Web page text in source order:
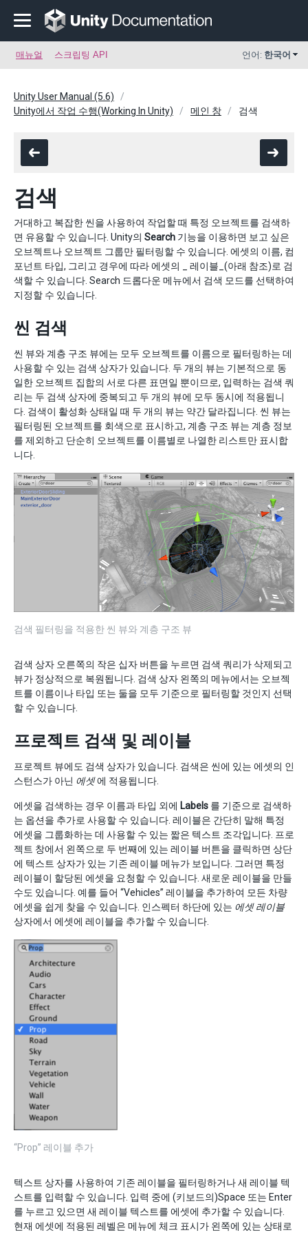
매뉴얼 스크립팅 API 언어: 한국어
Unity User Manual (5.6)
Unity에서 작업 수행(Working In Unity)
메인 창 검색
검색
거대하고 복잡한 씬을 사용하여 작업할 때 특정 오브젝트를 검색하
면 유용할 수 있습니다. Unity의 Search 기능을 이용하면 보고 싶은
오브젝트나 오브젝트 그룹만 필터링할 수 있습니다. 에셋의 이름, 컴
포넌트 타입, 그리고 경우에 따라 에셋의 _ 레이블_(아래 참조)로 검
색할 수 있습니다. Search 드롭다운 메뉴에서 검색 모드를 선택하여
지정할 수 있습니다.
씬 검색
씬 뷰와 계층 구조 뷰에는 모두 오브젝트를 이름으로 필터링하는 데
사용할 수 있는 검색 상자가 있습니다. 두 개의 뷰는 기본적으로 동
일한 오브젝트 집합의 서로 다른 표면일 뿐이므로, 입력하는 검색 쿼
리는 두 검색 상자에 중복되고 두 개의 뷰에 모두 동시에 적용됩니
다. 검색이 활성화 상태일 때 두 개의 뷰는 약간 달라집니다. 씬 뷰는
필터링된 오브젝트를 회색으로 표시하고, 계층 구조 뷰는 계층 정보
를 제외하고 단순히 오브젝트를 이름별로 나열한 리스트만 표시합
니다.
검색 필터링을 적용한 씬 뷰와 계층 구조 뷰
검색 상자 오른쪽의 작은 십자 버튼을 누르면 검색 쿼리가 삭제되고
뷰가 정상적으로 복원됩니다. 검색 상자 왼쪽의 메뉴에서는 오브젝
트를 이름이나 타입 또는 둘을 모두 기준으로 필터링할 것인지 선택
할 수 있습니다.
프로젝트 검색 및 레이블
프로젝트 뷰에도 검색 상자가 있습니다. 검색은 씬에 있는 에셋의 인
스턴스가 아닌 에셋에 적용됩니다.
에셋을 검색하는 경우 이름과 타입 외에 Labels 를 기준으로 검색하
는 옵션을 추가로 사용할 수 있습니다. 레이블은 간단히 말해 특정
에셋을 그룹화하는 데 사용할 수 있는 짧은 텍스트 조각입니다. 프로
젝트 창에서 왼쪽으로 두 번째에 있는 레이블 버튼을 클릭하면 상단
에 텍스트 상자가 있는 기존 레이블 메뉴가 보입니다. 그러면 특정
레이블이 할당된 에셋을 요청할 수 있습니다. 새로운 레이블을 만들
수도 있습니다. 예를 들어 “Vehicles” 레이블을 추가하여 모든 차량
에셋을 쉽게 찾을 수 있습니다. 인스펙터 하단에 있는 에셋 레이블
상자에서 에셋에 레이블을 추가할 수 있습니다.
“Prop” 레이블 추가
텍스트 상자를 사용하여 기존 레이블을 필터링하거나 새 레이블 텍
스트를 입력할 수 있습니다. 입력 중에 (키보드의)Space 또는 Enter
를 누르고 있으면 새 레이블 텍스트를 에셋에 추가할 수 있습니다.
현재 에셋에 적용된 레벨은 메뉴에 체크 표시가 왼쪽에 있는 상태로